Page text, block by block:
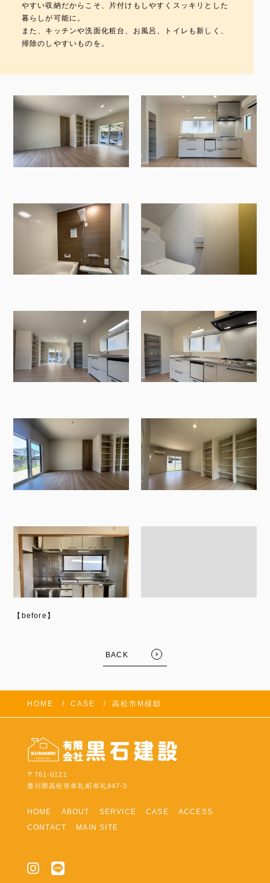
やすい収納だからこそ、片付けもしやすくスッキリとした
暮らしが可能に。
また、キッチンや洗面化粧台、お風呂、トイレも新しく、
掃除のしやすいものを。
【before】
BACK
HOME CASE 高松市M様邸
〒761-0121
香川県高松市牟礼町牟礼947-3
HOME ABOUT SERVICE CASE
ACCESS
CONTACT
MAIN SITE